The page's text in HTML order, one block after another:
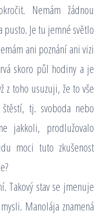
Nemám žádnou
pusto. Je tu jemné světlo
ani poznání ani vizi
skoro půl hodiny a je
z toho usuzuji, že to vše
tj. svoboda nebo
jakkoli, prodlužovalo
moci tuto zkušenost
Takový stav se jmenuje
Manolája znamená